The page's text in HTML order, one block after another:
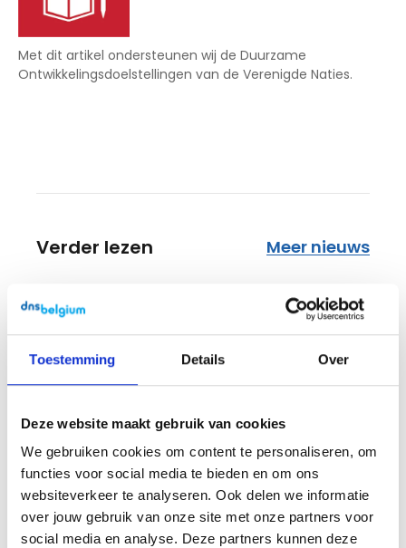
Toestemming Details Over
Deze website maakt gebruik van cookies
We gebruiken cookies om content te personaliseren, om
functies voor social media te bieden en om ons
websiteverkeer te analyseren. Ook delen we informatie
over jouw gebruik van onze site met onze partners voor
social media en analyse. Deze partners kunnen deze
Met dit artikel ondersteunen wij de Duurzame
Ontwikkelingsdoelstellingen van de Verenigde Naties.
Verder lezen Meer nieuws
Met deze laptop kan ik eindelijk
werken voor school